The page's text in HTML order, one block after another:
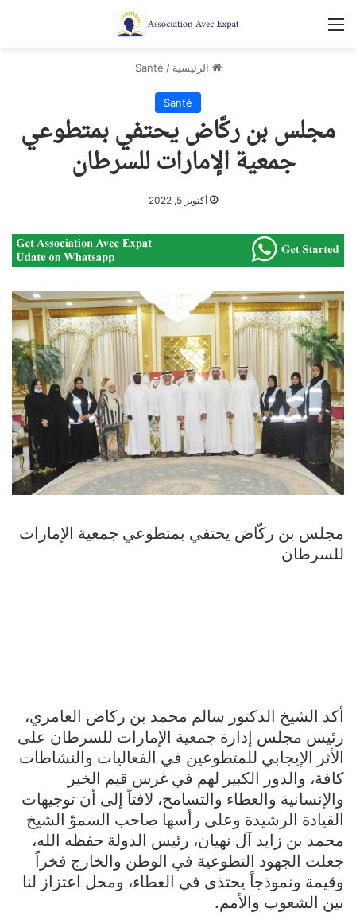
القائمة
الرئيسية /
Santé
Santé
مجلس بن ركّاض يحتفي بمتطوعي
جمعية الإمارات للسرطان
أكتوبر 5, 2022
مجلس بن ركّاض يحتفي بمتطوعي جمعية الإمارات
للسرطان
أكد الشيخ الدكتور سالم محمد بن ركاض العامري،
رئيس مجلس إدارة جمعية الإمارات للسرطان على
الأثر الإيجابي للمتطوعين في الفعاليات والنشاطات
كافة، والدور الكبير لهم في غرس قيم الخير
والإنسانية والعطاء والتسامح، لافتاً إلى أن توجيهات
القيادة الرشيدة وعلى رأسها صاحب السموّ الشيخ
محمد بن زايد آل نهيان، رئيس الدولة حفظه الله،
جعلت الجهود التطوعية في الوطن والخارج فخراً
وقيمة ونموذجاً يحتذى في العطاء، ومحل اعتزاز لنا
بين الشعوب والأمم.